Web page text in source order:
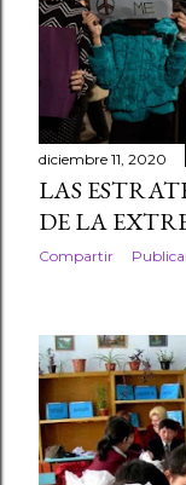
diciembre 11, 2020
LAS
DE LA
Compartir